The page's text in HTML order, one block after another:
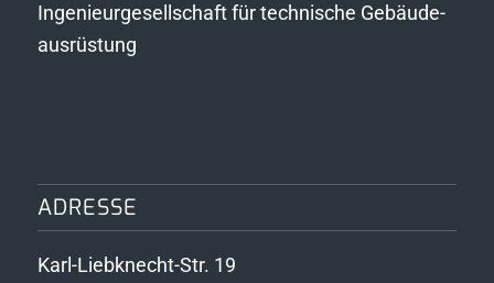
Ingenieurgesellschaft für technische Gebäude­
ausrüstung
ADRESSE
Karl-Liebknecht-Str. 19